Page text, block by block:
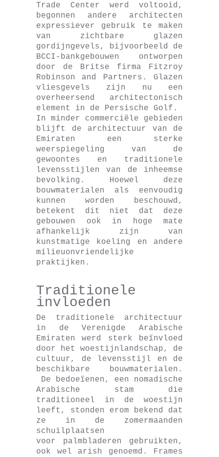
Trade Center werd voltooid,
begonnen andere architecten
expressiever gebruik te maken
van zichtbare glazen
gordijngevels, bijvoorbeeld de
BCCI-bankgebouwen ontworpen
door de Britse firma Fitzroy
Robinson and Partners. Glazen
vliesgevels zijn nu een
overheersend architectonisch
element in de Persische Golf.
In minder commerciële gebieden
blijft de architectuur van de
Emiraten een sterke
weerspiegeling van de
gewoontes en traditionele
levensstijlen van de inheemse
bevolking. Hoewel deze
bouwmaterialen als eenvoudig
kunnen worden beschouwd,
betekent dit niet dat deze
gebouwen ook in hoge mate
afhankelijk zijn van
kunstmatige koeling en andere
milieuonvriendelijke
praktijken.
Traditionele
invloeden
De traditionele architectuur
in de Verenigde Arabische
Emiraten werd sterk beïnvloed
door het woestijnlandschap, de
cultuur, de levensstijl en de
beschikbare bouwmaterialen.
De bedoeïenen, een nomadische
Arabische stam die
traditioneel in de woestijn
leeft, stonden erom bekend dat
ze in de zomermaanden
schuilplaatsen
voor palmbladeren gebruikten,
ook wel arish genoemd. Frames